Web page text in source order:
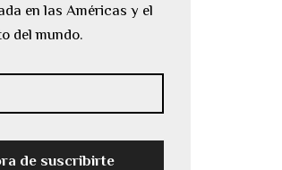
en las Américas y el
del mundo.
de suscribirte